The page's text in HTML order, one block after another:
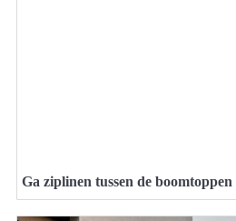
Ga ziplinen tussen de boomtoppen